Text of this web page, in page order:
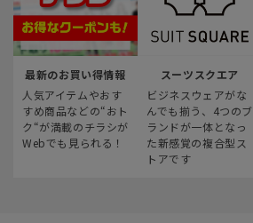
最新のお買い得情報
人気アイテムやおす
すめ商品などの“おト
ク“が満載のチラシが
Webでも見られる！
スーツスクエア
ビジネスウェアがな
んでも揃う、4つのブ
ランドが一体となっ
た新感覚の複合型ス
トアです